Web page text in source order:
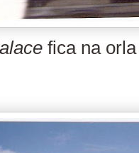
fica na orla